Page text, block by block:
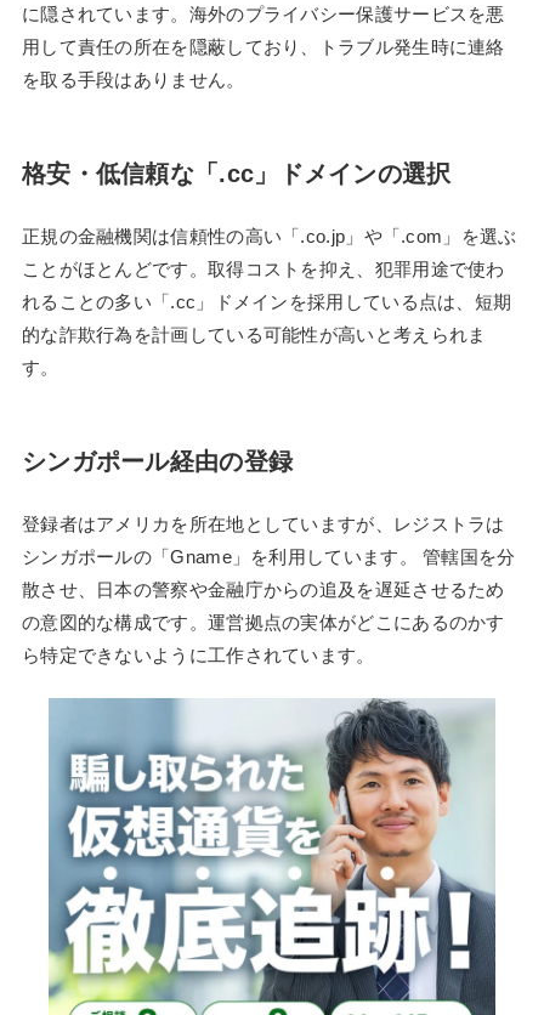
に隠されています。海外のプライバシー保護サービスを悪
用して責任の所在を隠蔽しており、トラブル発生時に連絡
を取る手段はありません。
格安・低信頼な「.cc」ドメインの選択
正規の金融機関は信頼性の高い「.co.jp」や「.com」を選ぶ
ことがほとんどです。取得コストを抑え、犯罪用途で使わ
れることの多い「.cc」ドメインを採用している点は、短期
的な詐欺行為を計画している可能性が高いと考えられま
す。
シンガポール経由の登録
登録者はアメリカを所在地としていますが、レジストラは
シンガポールの「Gname」を利用しています。 管轄国を分
散させ、日本の警察や金融庁からの追及を遅延させるため
の意図的な構成です。運営拠点の実体がどこにあるのかす
ら特定できないように工作されています。